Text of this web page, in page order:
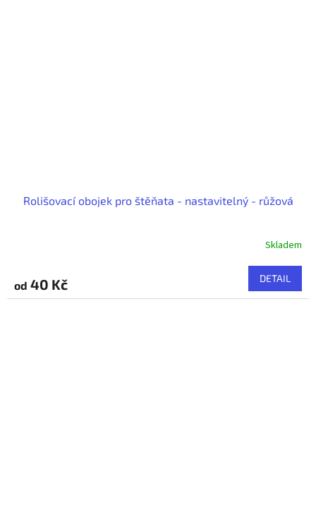
Rolišovací obojek pro štěňata - nastavitelný - růžová
Skladem
od 40 Kč DETAIL